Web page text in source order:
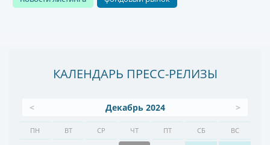
КАЛЕНДАРЬ ПРЕСС-РЕЛИЗЫ
< Декабрь 2024 >
ПН ВТ СР ЧТ ПТ СБ ВС